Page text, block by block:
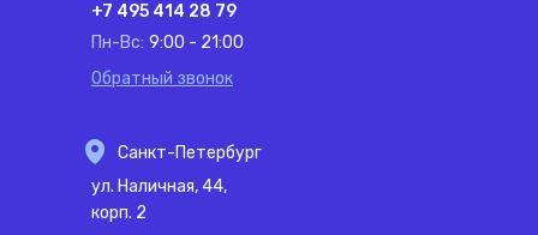
+7 495 414 28 79
Пн-Вс: 9:00 - 21:00
Обратный звонок
Санкт-Петербург
ул. Наличная, 44,
корп. 2